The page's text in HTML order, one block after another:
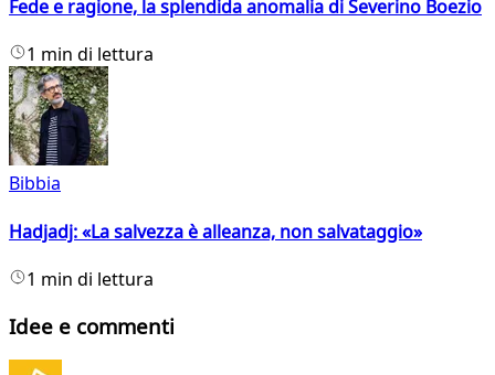
Fede e ragione, la splendida anomalia di Severino Boezio
1 min di lettura
Bibbia
Hadjadj: «La salvezza è alleanza, non salvataggio»
1 min di lettura
Idee e commenti